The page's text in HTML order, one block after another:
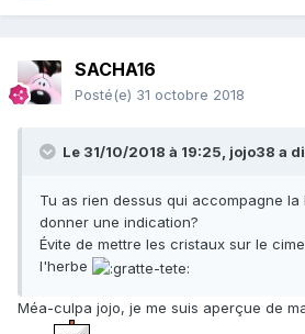
SACHA16
Posté(e) 31 octobre 2018
Le 31/10/2018 à 19:25, jojo38 a
Tu as rien dessus qui accompagne
donner une indication?
Évite de mettre les cristaux sur le
l'herbe
Méa-culpa jojo, je me suis aperçue de